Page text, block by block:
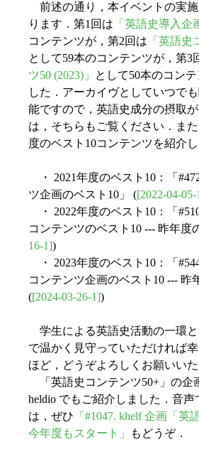
前述の通り，本イベントの実
ります．第1回は 「英語史導入企
コンテンツが，第2回は 「英語史
として59本のコンテンツが，第3
ツ50 (2023)」
として50本のコン
した．アーカイヴとしていつで
能ですので，英語史成分の摂取
は，そちらもご覧ください．ま
度のベスト10コンテンツを紹介し
・ 2021年度のベスト10：「
ツ企画のベスト10」 ([2022-04-05-
・ 2022年度のベスト10：「
コンテンツのベスト10 --- 昨年度
16-1])
・ 2023年度のベスト10：「
コンテンツ企画のベスト10 --- 昨
([2024-03-26-1])
学生による英語史活動の一環
で温かく見守っていただければ
ほど，どうぞよろしくお願いいた
「英語史コンテンツ50+」の企
heldio でもご紹介しました．音
は，ぜひ 「#1047. khelf 企画「
今年度もスタート」
もどうぞ．